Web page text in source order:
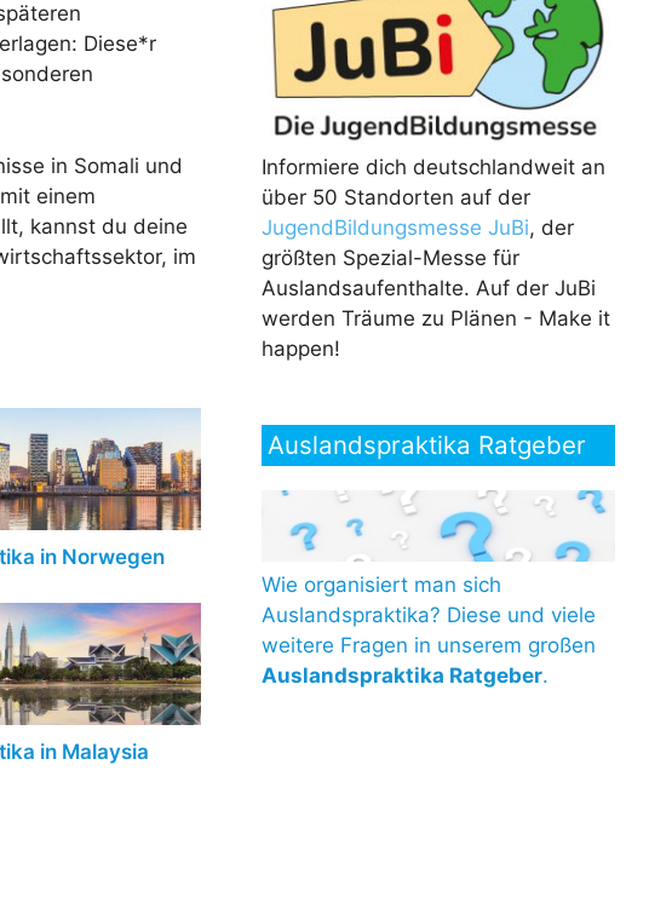
Diese*r
in Somali und
einem
kannst du deine
im
in Norwegen
in Malaysia
Informiere dich deutschlandweit an
über 50 Standorten auf der
JugendBildungsmesse JuBi, der
größten Spezial-Messe für
Auslandsaufenthalte. Auf der JuBi
werden Träume zu Plänen - Make it
happen!
Auslandspraktika Ratgeber
Wie organisiert man sich
Auslandspraktika? Diese und viele
weitere Fragen in unserem großen
Auslandspraktika Ratgeber.